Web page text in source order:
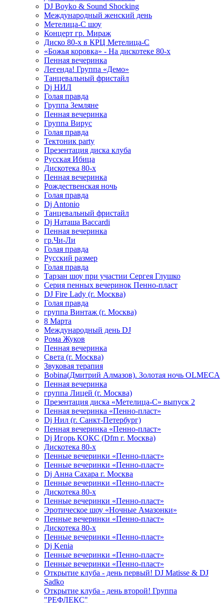
DJ Boyko & Sound Shocking
Международный женский день
Метелица-С шоу
Концерт гр. Мираж
Диско 80-х в КРЦ Метелица-С
«Божья коровка» - На дискотеке 80-х
Пенная вечеринка
Легенда! Группа «Демо»
Танцевальный фристайл
Dj НИЛ
Голая правда
Группа Земляне
Пенная вечеринка
Группа Вирус
Голая правда
Тектоник party
Презентация диска клуба
Русская Ибица
Дискотека 80-х
Пенная вечеринка
Рождественская ночь
Голая правда
Dj Antonio
Танцевальный фристайл
Dj Наташа Baccardi
Пенная вечеринка
гр.Чи-Ли
Голая правда
Русский размер
Голая правда
Тарзан шоу при участии Сергея Глушко
Серия пенных вечеринок Пенно-пласт
DJ Fire Lady (г. Москва)
Голая правда
группа Винтаж (г. Москва)
8 Марта
Международный день DJ
Рома Жуков
Пенная вечеринка
Света (г. Москва)
Звуковая терапия
Bobina(Дмитрий Алмазов). Золотая ночь OLMECA
Пенная вечеринка
группа Лицей (г. Москва)
Презентация диска «Метелица-С» выпуск 2
Пенная вечеринка «Пенно-пласт»
Dj Нил (г. Санкт-Петербург)
Пенная вечеринка «Пенно-пласт»
Dj Игорь КОКС (Dfm г. Москва)
Дискотека 80-х
Пенные вечеринки «Пенно-пласт»
Пенные вечеринки «Пенно-пласт»
Dj Анна Сахара г. Москва
Пенные вечеринки «Пенно-пласт»
Дискотека 80-х
Пенные вечеринки «Пенно-пласт»
Эротическое шоу «Ночные Амазонки»
Пенные вечеринки «Пенно-пласт»
Дискотека 80-х
Пенные вечеринки «Пенно-пласт»
Dj Kenia
Пенные вечеринки «Пенно-пласт»
Пенные вечеринки «Пенно-пласт»
Открытие клуба - день первый! DJ Matisse & DJ
Sadko
Открытие клуба - день второй! Группа
"РЕФЛЕКС"